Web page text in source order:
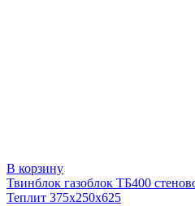
В корзину
Твинблок газоблок ТБ400
Теплит 375х250х625